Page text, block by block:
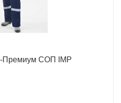
Премиум СОП IMP